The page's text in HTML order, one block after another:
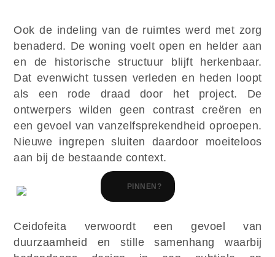
Ook de indeling van de ruimtes werd met zorg
benaderd. De woning voelt open en helder aan
en de historische structuur blijft herkenbaar.
Dat evenwicht tussen verleden en heden loopt
als een rode draad door het project. De
ontwerpers wilden geen contrast creëren en
een gevoel van vanzelfsprekendheid oproepen.
Nieuwe ingrepen sluiten daardoor moeiteloos
aan bij de bestaande context.
PINNEN?
Ceidofeita verwoordt een gevoel van
duurzaamheid en stille samenhang waarbij